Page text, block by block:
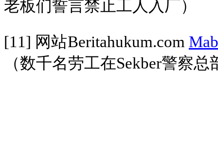
老板们誓言禁止工人入厂）
[11] 网站Beritahukum.com
（数千名劳工在Sekber警察总